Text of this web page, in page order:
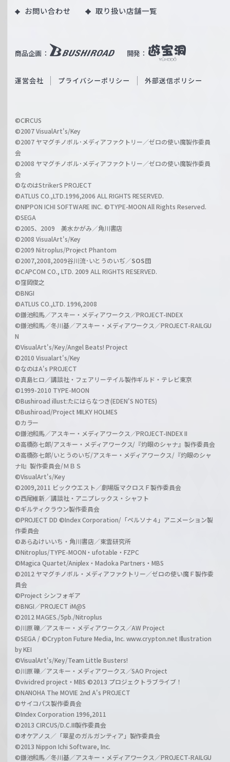
W
ß
c
a
r
z
商品企画： 開発：
u
b
O
i
l
h
a
n
l
お問い合わせ 取り扱い店舗一覧
運営会社 プライバシーポリシー 外部送信ポリシー
©CIRCUS
©2007 VisualArt's/Key
©2007 ヤマグチノボル･メディアファクトリー／ゼロの使い魔製作委員
会
©2008 ヤマグチノボル･メディアファクトリー／ゼロの使い魔製作委員
会
©なのはStrikerS PROJECT
©ATLUS CO.,LTD.1996,2006 ALL RIGHTS RESERVED.
©NIPPON ICHI SOFTWARE INC. ©TYPE-MOON All Rights Reserved.
©SEGA
©2005、2009 美水かがみ／角川書店
©2008 VisualArt's/Key
©2009 Nitroplus/Project Phantom
©2007,2008,2009谷川流･いとうのいぢ／SOS団
©CAPCOM CO., LTD. 2009 ALL RIGHTS RESERVED.
©窪岡俊之
©BNGI
©ATLUS CO.,LTD. 1996,2008
©鎌池和馬／アスキー・メディアワークス／PROJECT-INDEX
©鎌池和馬／冬川基／アスキー・メディアワークス／PROJECT-RAILGU
N
©VisualArt's/Key/Angel Beats! Project
©2010 Visualart's/Key
©なのはA's PROJECT
©真島ヒロ／講談社・フェアリーテイル製作ギルド・テレビ東京
©1999-2010 TYPE-MOON
©Bushiroad illust:たにはらなつき(EDEN'S NOTES)
©Bushiroad/Project MILKY HOLMES
©カラー
©鎌池和馬／アスキー・メディアワークス／PROJECT-INDEX II
©高橋弥七郎/アスキー・メディアワークス/『灼眼のシャナ』製作委員会
©高橋弥七郎/いとうのいぢ/アスキー・メディアワークス/『灼眼のシャ
ナII』製作委員会/ＭＢＳ
©VisualArt's/Key
©2009,2011 ビックウエスト／劇場版マクロスＦ製作委員会
©西尾維新／講談社・アニプレックス・シャフト
©ギルティクラウン製作委員会
©PROJECT DD ©Index Corporation/「ペルソナ４」アニメーション製
作委員会
©あらゐけいいち・角川書店／東雲研究所
©Nitroplus/TYPE-MOON・ufotable・FZPC
©Magica Quartet/Aniplex・Madoka Partners・MBS
©2012 ヤマグチノボル・メディアファクトリー／ゼロの使い魔Ｆ製作委
員会
©Project シンフォギア
©BNGI／PROJECT iM@S
©2012 MAGES./5pb./Nitroplus
©川原 礫／アスキー・メディアワークス／AW Project
©SEGA / ©Crypton Future Media, Inc. www.crypton.net Illustration
by KEI
©VisualArt's/Key/Team Little Busters!
©川原 礫／アスキー・メディアワークス／SAO Project
©vividred project・MBS ©2013 プロジェクトラブライブ！
©NANOHA The MOVIE 2nd A's PROJECT
©サイコパス製作委員会
©Index Corporation 1996,2011
©2013 CIRCUS/D.C.III製作委員会
©オケアノス／「翠星のガルガンティア」製作委員会
©2013 Nippon Ichi Software, Inc.
©鎌池和馬／冬川基／アスキー・メディアワークス／PROJECT-RAILGU